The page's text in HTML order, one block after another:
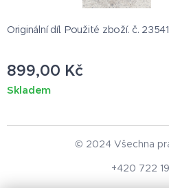
Originální díl. Použité zboží. č.
899,00 Kč
Skladem
© 2024 Všechna
+420 722